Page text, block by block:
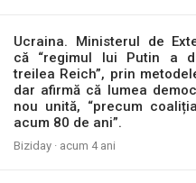
Ucraina. Ministerul de
că “regimul lui Putin a
treilea Reich”, prin
dar afirmă că lumea
nou unită, “precum
acum 80 de ani”.
Biziday · acum 4 ani